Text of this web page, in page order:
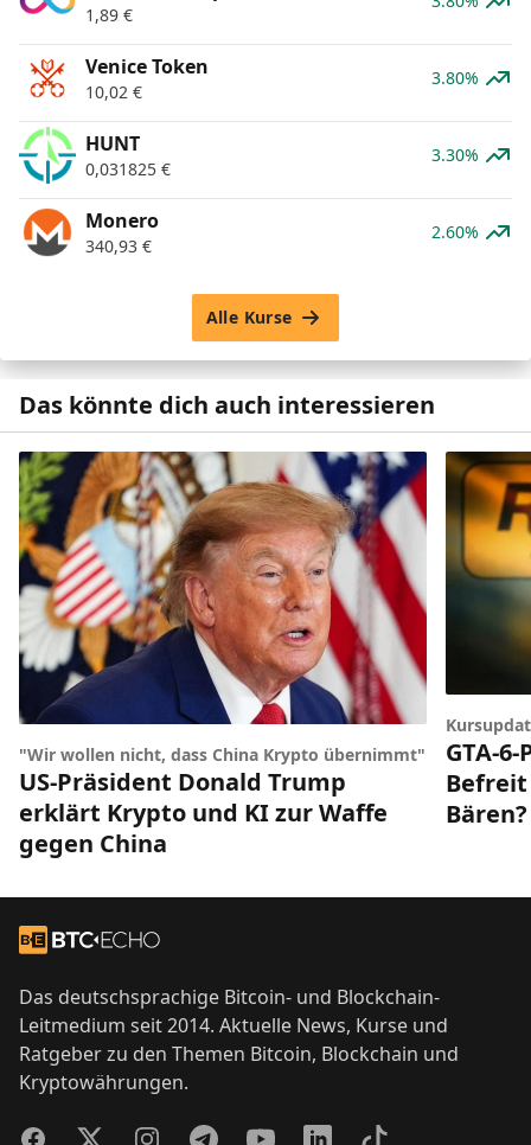
1,89 €
Venice Token
10,02 €
3.80%
HUNT
0,031825 €
3.30%
Monero
340,93 €
2.60%
Alle Kurse
Das könnte dich auch interessieren
"Wir wollen nicht, dass China Krypto übernimmt"
US-Präsident Donald Trump
erklärt Krypto und KI zur Waffe
gegen China
GTA-
Befreit
Bären?
Zur Startseite
Das deutschsprachige Bitcoin- und Blockchain-
Leitmedium seit 2014. Aktuelle News, Kurse und
Ratgeber zu den Themen Bitcoin, Blockchain und
Kryptowährungen.
FacebookTwitterInstagramTelegramYouTubeLinkedInTikTok